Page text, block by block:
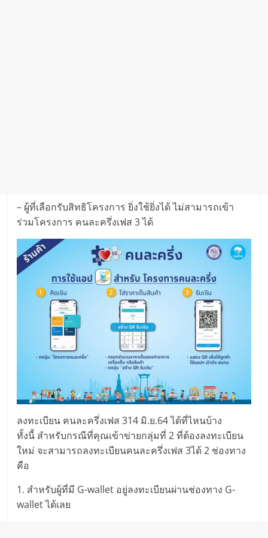
– ผู้ที่เลือกรับสิทธิโครงการ ยิ่งใช้ยิ่งได้ ไม่สามารถเข้า
ร่วมโครงการ คนละครึ่งเฟส 3 ได้
ลงทะเบียน คนละครึ่งเฟส 314 มิ.ย.64 ได้ที่ไหนบ้าง
ทั้งนี้ สำหรับกรณีที่คุณเข้าข่ายกลุ่มที่ 2 ที่ต้องลงทะเบียน
ใหม่ จะสามารถลงทะเบียนคนละครึ่งเฟส 3ได้ 2 ช่องทาง
คือ
1. สำหรับผู้ที่มี G-wallet อยู่ลงทะเบียนผ่านช่องทาง G-
wallet ได้เลย